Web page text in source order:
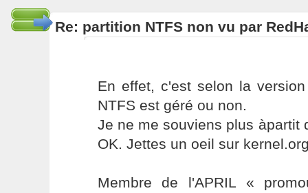
Re: partition NTFS non vu par
En effet, c'est selon la
NTFS est géré ou non.
Je ne me souviens plus àpartit
OK. Jettes un oeil sur
Membre de l'APRIL «